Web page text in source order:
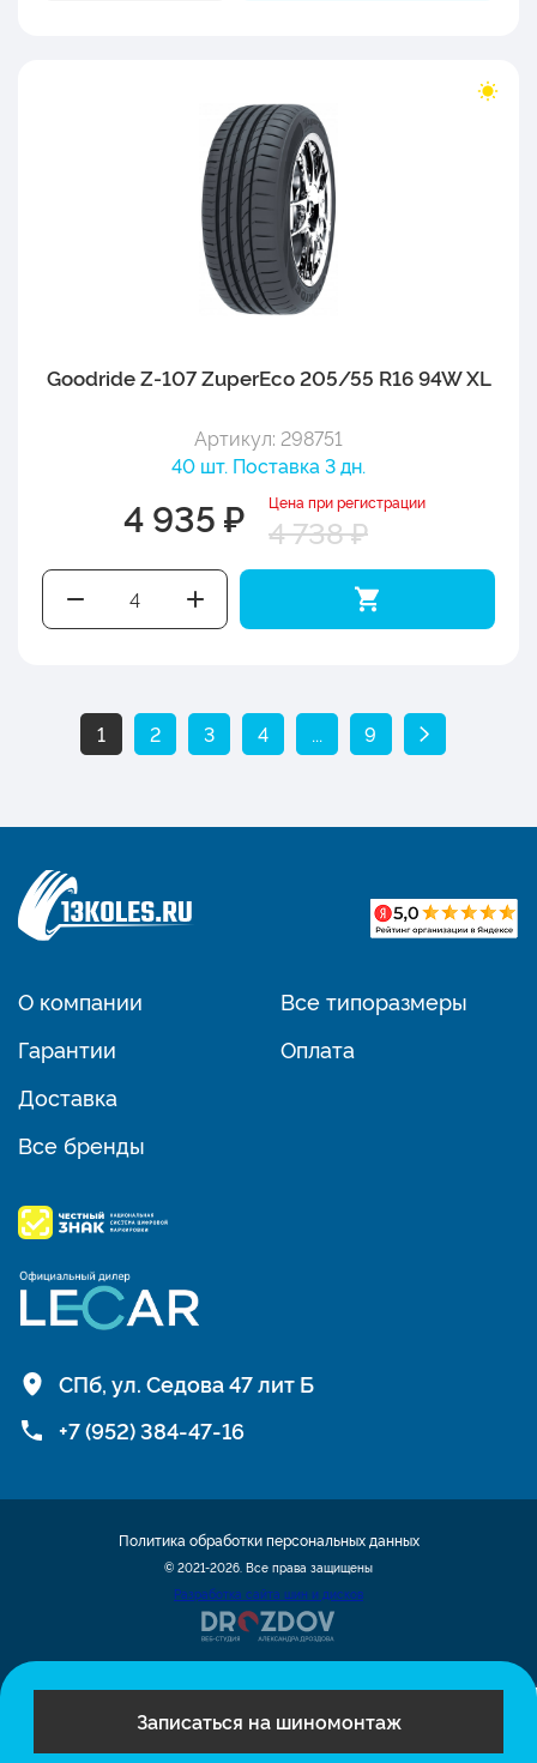
Записаться на шиномонтаж
Goodride Z-107 ZuperEco 205/55 R16 94W XL
Артикул: 298751
40 шт. Поставка 3 дн.
4 935 ₽ Цена при регистрации
4 738 ₽
1 2 3 4 ... 9
О компании
Гарантии
Доставка
Все бренды
Все типоразмеры
Оплата
СПб, ул. Седова 47 лит Б
+7 (952) 384-47-16
© 2021-2026. Все права защищены
Разработка сайта шин и дисков
Политика обработки персональных данных